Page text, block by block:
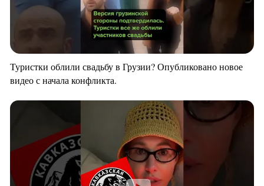
Туристки облили свадьбу в Грузии? Опубликовано новое
видео с начала конфликта.